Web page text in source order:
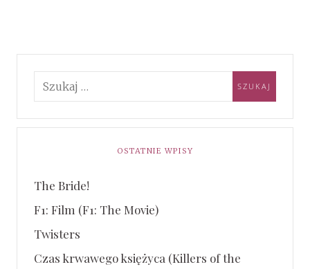
OSTATNIE WPISY
The Bride!
F1: Film (F1: The Movie)
Twisters
Czas krwawego księżyca (Killers of the